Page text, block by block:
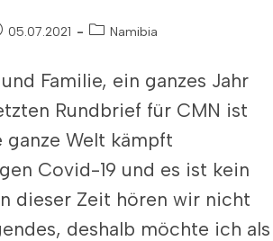
05.07.2021 Namibia
Familie, ein ganzes Jahr
Rundbrief für CMN ist
ganze Welt kämpft
Covid-19 und es ist kein
dieser Zeit hören wir nicht
deshalb möchte ich als